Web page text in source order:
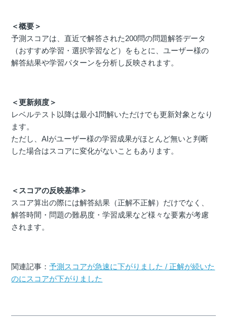
＜概要＞
予測スコアは、直近で解答された200問の問題解答データ
（おすすめ学習・選択学習など）をもとに、ユーザー様の
解答結果や学習パターンを分析し反映されます。
＜更新頻度＞
レベルテスト以降は最小1問解いただけでも更新対象となり
ます。
ただし、AIがユーザー様の学習成果がほとんど無いと判断
した場合はスコアに変化がないこともあります。
＜スコアの反映基準＞
スコア算出の際には解答結果（正解不正解）だけでなく、
解答時間・問題の難易度・学習成果など様々な要素が考慮
されます。
関連記事：予測スコアが急速に下がりました / 正解が続いた
のにスコアが下がりました